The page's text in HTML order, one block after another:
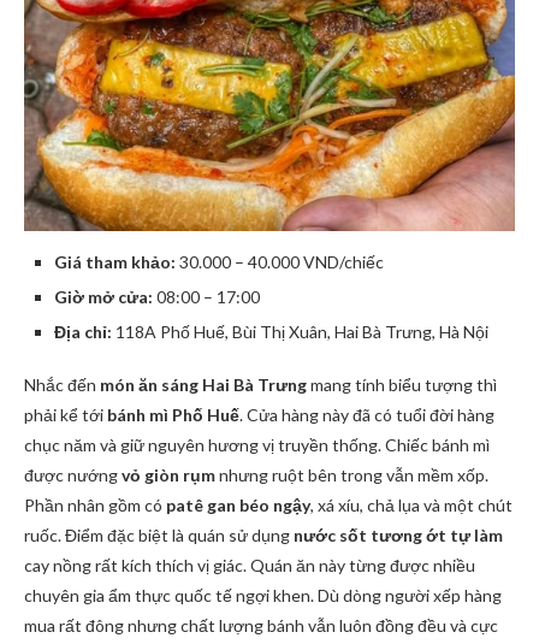
Giá tham khảo: 30.000 – 40.000 VND/chiếc
Giờ mở cửa: 08:00 – 17:00
Địa chỉ: 118A Phố Huế, Bùi Thị Xuân, Hai Bà Trưng, Hà Nội
Nhắc đến món ăn sáng Hai Bà Trưngmang tính biểu tượng thì
phải kể tới bánh mì Phố Huế. Cửa hàng này đã có tuổi đời hàng
chục năm và giữ nguyên hương vị truyền thống. Chiếc bánh mì
được nướngvỏ giòn rụmnhưng ruột bên trong vẫn mềm xốp.
Phần nhân gồm có patê gan béo ngậy, xá xíu, chả lụa và một chút
ruốc. Điểm đặc biệt là quán sử dụng nước sốt tương ớt tự làm
cay nồng rất kích thích vị giác. Quán ăn này từng được nhiều
chuyên gia ẩm thực quốc tế ngợi khen. Dù dòng người xếp hàng
mua rất đông nhưng chất lượng bánh vẫn luôn đồng đều và cực